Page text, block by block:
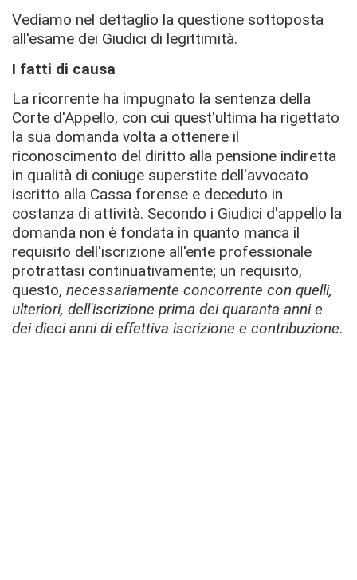
Vediamo nel dettaglio la questione sottoposta
all'esame dei Giudici di legittimità.
I fatti di causa
La ricorrente ha impugnato la sentenza della
Corte d'Appello, con cui quest'ultima ha rigettato
la sua domanda volta a ottenere il
riconoscimento del diritto alla pensione indiretta
in qualità di coniuge superstite dell'avvocato
iscritto alla Cassa forense e deceduto in
costanza di attività. Secondo i Giudici d'appello la
domanda non è fondata in quanto manca il
requisito dell'iscrizione all'ente professionale
protrattasi continuativamente; un requisito,
questo, necessariamente concorrente con quelli,
ulteriori, dell'iscrizione prima dei quaranta anni e
dei dieci anni di effettiva iscrizione e contribuzione.